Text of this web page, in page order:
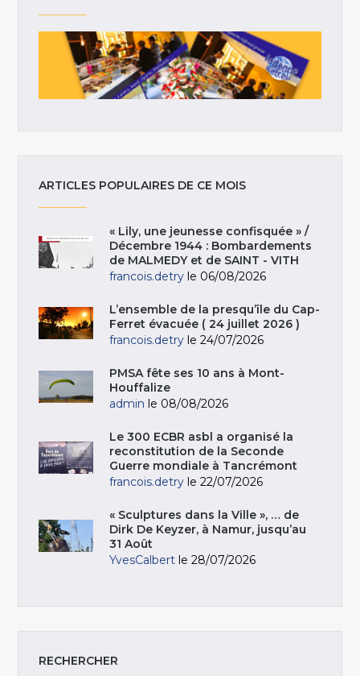
ARTICLES POPULAIRES DE CE MOIS
« Lily, une jeunesse confisquée » /
Décembre 1944 : Bombardements
de MALMEDY et de SAINT - VITH
francois.detry le 06/08/2026
L’ensemble de la presqu’île du Cap-
Ferret évacuée ( 24 juillet 2026 )
francois.detry le 24/07/2026
PMSA fête ses 10 ans à Mont-
Houffalize
admin le 08/08/2026
Le 300 ECBR asbl a organisé la
reconstitution de la Seconde
Guerre mondiale à Tancrémont
francois.detry le 22/07/2026
« Sculptures dans la Ville », … de
Dirk De Keyzer, à Namur, jusqu’au
31 Août
YvesCalbert le 28/07/2026
RECHERCHER